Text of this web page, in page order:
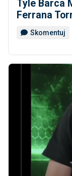
Tyle Barca
Ferrana
Skomentuj